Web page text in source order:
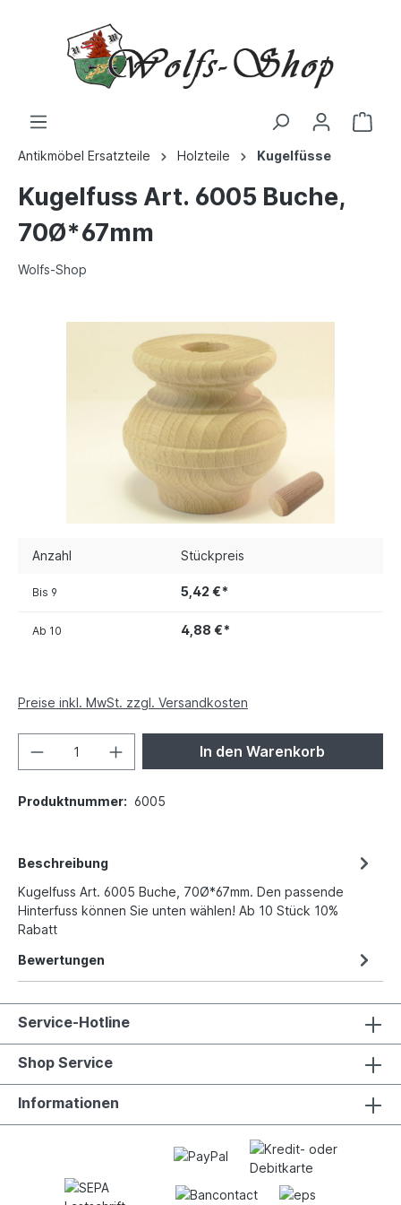
Antikmöbel Ersatzteile Holzteile Kugelfüsse
Kugelfuss Art. 6005 Buche,
70Ø*67mm
Wolfs-Shop
Anzahl Stückpreis
Bis 9 5,42 €*
Ab 10 4,88 €*
Preise inkl. MwSt. zzgl. Versandkosten
In den Warenkorb
Produktnummer: 6005
Beschreibung
Kugelfuss Art. 6005 Buche, 70Ø*67mm. Den passende
Hinterfuss können Sie unten wählen! Ab 10 Stück 10%
Rabatt
Bewertungen
Service-Hotline
Shop Service
Informationen